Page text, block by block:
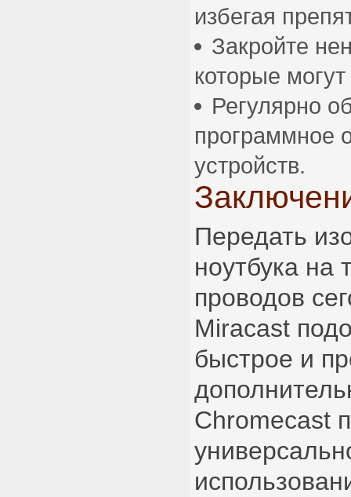
избегая
Закройте
которые
Регулярно
программное
устройств.
Передать
ноутбука на
проводов
Miracast
быстрое и
Chromecast